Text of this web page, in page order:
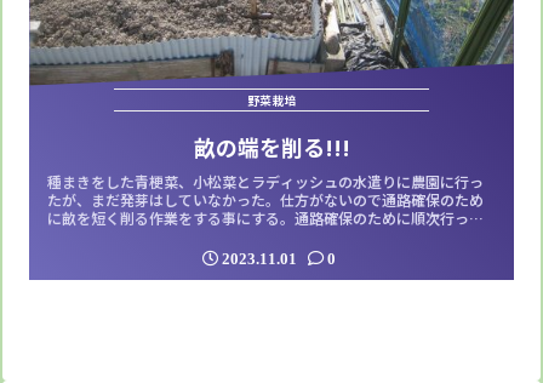
野菜栽培
畝の端を削る!!!
種まきをした青梗菜、小松菜とラディッシュの水遣りに農園に行っ
たが、まだ発芽はしていなかった。仕方がないので通路確保のため
に畝を短く削る作業をする事にする。通路確保のために順次行って
動かす訳だが、波板を固定する為の鉄筋も移動させる必要がある。
この鉄筋が金づちで打ち込んであるため中々抜けない。左右に動か
2023.11.01 0